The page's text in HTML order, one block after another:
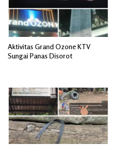
Aktivitas Grand Ozone KTV
Sungai Panas Disorot